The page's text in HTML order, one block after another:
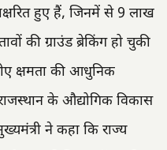
हुए हैं, जिनमें से 9 लाख
की ग्राउंड ब्रेकिंग हो चुकी
क्षमता की आधुनिक
के औद्योगिक विकास
ने कहा कि राज्य